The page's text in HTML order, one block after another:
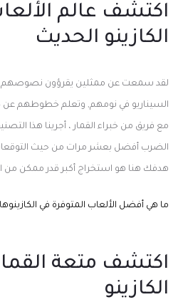
اكتشف عالم
الكازينو الحديث
لقد سمعت عن ممثلين يقرؤون نصوصهم
السيناريو في نومهم, وتعلم خطوطهم عن
مع فريق من خبراء القمار ، أجرينا هذا
الضرب أفضل بعشر مرات من حيث
هدفك هنا هو استخراج أكبر قدر ممكن من
ما هي أفضل الألعاب المتوفرة في
اكتشف متعة
الكازينو